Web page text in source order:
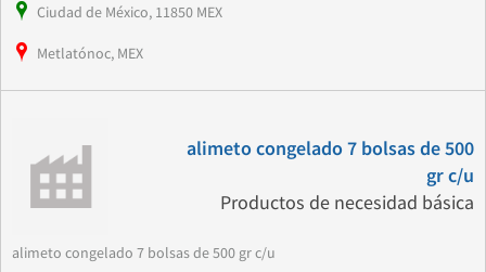
Ciudad de México, 11850 MEX
Metlatónoc, MEX
alimeto congelado 7 bolsas de 500
gr c/u
Productos de necesidad básica
alimeto congelado 7 bolsas de 500 gr c/u